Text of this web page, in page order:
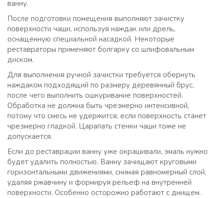
ванну.
После подготовки помещения выполняют зачистку
поверхности чаши, используя наждак или дрель,
оснащенную специальной насадкой. Некоторые
реставраторы применяют болгарку со шлифовальным
диском.
Для выполнения ручной зачистки требуется обернуть
наждаком подходящий по размеру деревянный брус,
после чего выполнить ошкуривание поверхностей.
Обработка не должна быть чрезмерно интенсивной,
потому что смесь не удержится, если поверхность станет
чрезмерно гладкой. Царапать стенки чаши тоже не
допускается.
Если до реставрации ванну уже окрашивали, эмаль нужно
будет удалить полностью. Ванну зачищают круговыми
горизонтальными движениями, снимая равномерный слой,
удаляя ржавчину и формируя рельеф на внутренней
поверхности. Особенно осторожно работают с днищем.